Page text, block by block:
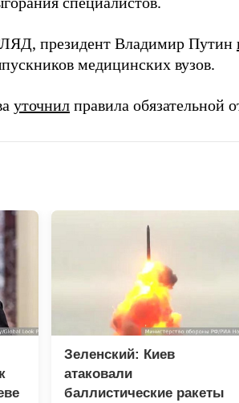
президент Владимир Путин
медицинских вузов.
уточнил правила обязательной
Зеленский: Киев
атаковали
баллистические ракеты